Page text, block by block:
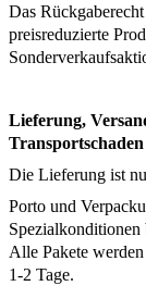
Das
preisreduzierte
Lieferung,
Transportschaden
Die Lieferung ist
Porto und
Spezialkonditionen
Alle Pakete
1-2 Tage.